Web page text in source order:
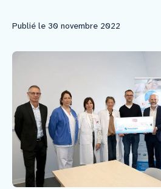
Publié le 30 novembre 2022